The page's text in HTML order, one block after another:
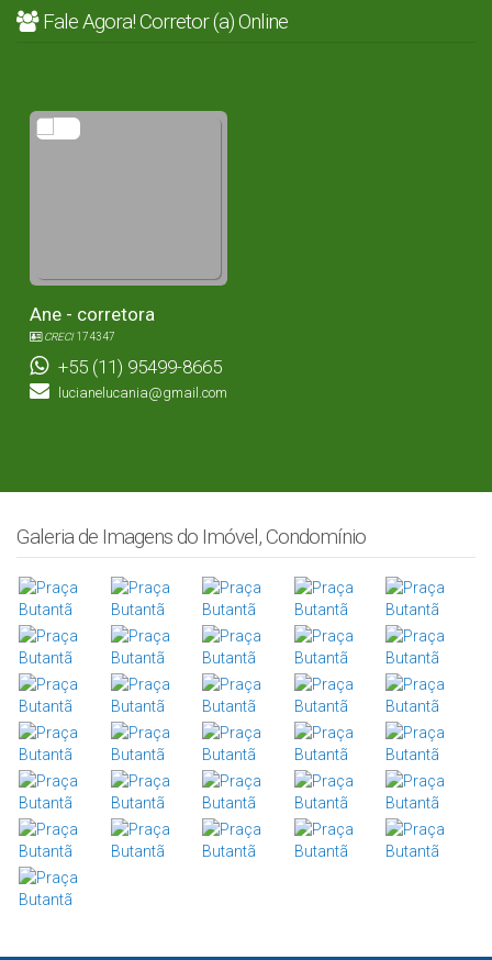
Fale Agora! Corretor (a) Online
Ane - corretora
CRECI174347
+55 (11) 95499-8665
lucianelucania@gmail.com
Galeria de Imagens do Imóvel, Condomínio